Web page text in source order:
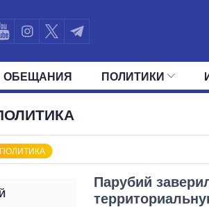
ОБЕЩАНИЯ ПОЛИТИКИ
Парубий